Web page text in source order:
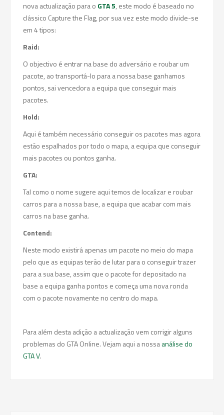
nova actualização para o GTA 5, este modo é baseado no
clássico Capture the Flag, por sua vez este modo divide-se
em 4 tipos:
Raid:
O objectivo é entrar na base do adversário e roubar um
pacote, ao transportá-lo para a nossa base ganhamos
pontos, sai vencedora a equipa que conseguir mais
pacotes.
Hold:
Aqui é também necessário conseguir os pacotes mas agora
estão espalhados por todo o mapa, a equipa que conseguir
mais pacotes ou pontos ganha.
GTA:
Tal como o nome sugere aqui temos de localizar e roubar
carros para a nossa base, a equipa que acabar com mais
carros na base ganha.
Contend:
Neste modo existirá apenas um pacote no meio do mapa
pelo que as equipas terão de lutar para o conseguir trazer
para a sua base, assim que o pacote for depositado na
base a equipa ganha pontos e começa uma nova ronda
com o pacote novamente no centro do mapa.
Para além desta adição a actualização vem corrigir alguns
problemas do GTA Online. Vejam aqui a nossaanálise do
GTA V.